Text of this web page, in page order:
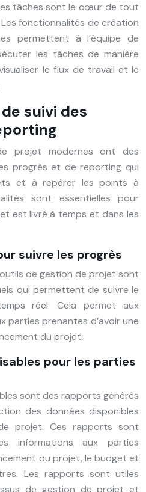
tâches sont le cœur de tout
fonctionnalités de création
permettent à l’équipe de
les tâches de manière
le flux de travail et le
suivi des
projet modernes ont des
progrès et de reporting qui
et à repérer les points à
sont essentielles pour
est livré à temps et dans les
suivre les progrès
de gestion de projet sont
qui permettent de suivre le
réel. Cela permet aux
parties prenantes d’avoir une
du projet.
pour les parties
sont des rapports générés
des données disponibles
projet. Ces rapports sont
informations aux parties
du projet, le budget et
Les rapports sont utiles
de gestion de projet et